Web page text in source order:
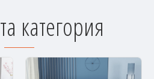
категория